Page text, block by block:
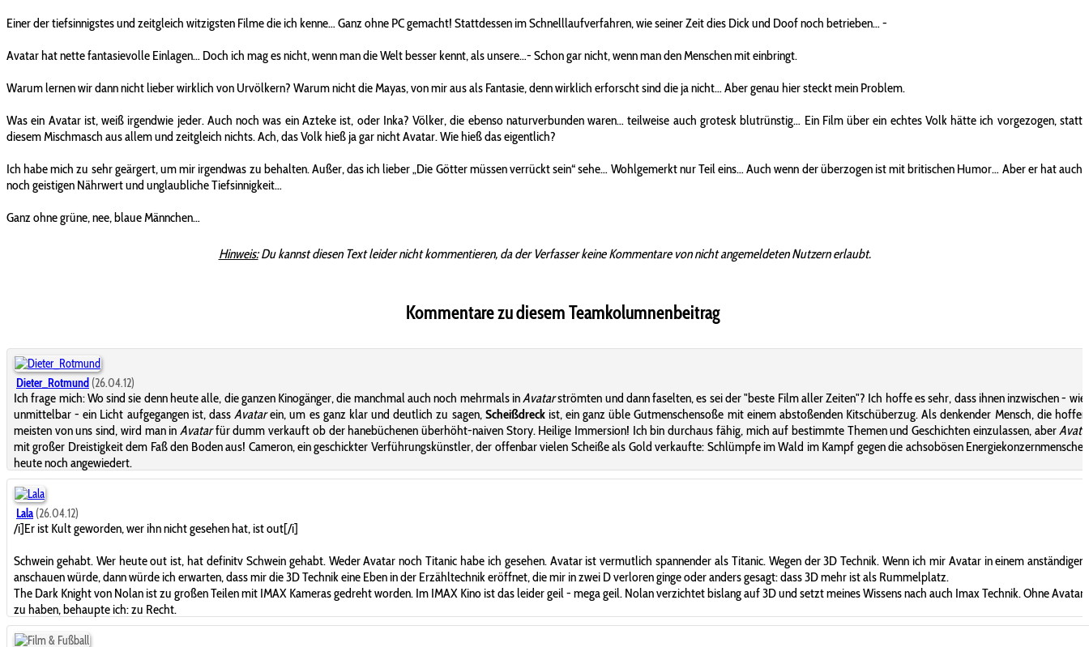
Einer der tiefsinnigstes und zeitgleich witzigsten Filme die ich kenne… Ganz ohne PC gemacht! Stattdessen im Schnelllaufverfahren, wie seiner Zeit dies Dick und Doof noch betrieben… -
Avatar hat nette fantasievolle Einlagen… Doch ich mag es nicht, wenn man die Welt besser kennt, als unsere…- Schon gar nicht, wenn man den Menschen mit einbringt.
Warum lernen wir dann nicht lieber wirklich von Urvölkern? Warum nicht die Mayas, von mir aus als Fantasie, denn wirklich erforscht sind die ja nicht… Aber genau hier steckt mein Problem.
Was ein Avatar ist, weiß irgendwie jeder. Auch noch was ein Azteke ist, oder Inka? Völker, die ebenso naturverbunden waren… teilweise auch grotesk blutrünstig… Ein Film über ein echtes Volk hätte ich vorgezogen, statt
diesem Mischmasch aus allem und zeitgleich nichts. Ach, das Volk hieß ja gar nicht Avatar. Wie hieß das eigentlich?
Ich habe mich zu sehr geärgert, um mir irgendwas zu behalten. Außer, das ich lieber „Die Götter müssen verrückt sein“ sehe… Wohlgemerkt nur Teil eins… Auch wenn der überzogen ist mit britischen Humor… Aber er hat auch
noch geistigen Nährwert und unglaubliche Tiefsinnigkeit…
Ganz ohne grüne, nee, blaue Männchen…
Hinweis:Du kannst diesen Text leider nicht kommentieren, da der Verfasser keine Kommentare von nicht angemeldeten Nutzern erlaubt.
Kommentare zu diesem Teamkolumnenbeitrag
Dieter_Rotmund (26.04.12)
Ich frage mich: Wo sind sie denn heute alle, die ganzen Kinogänger, die manchmal auch noch mehrmals in Avatarströmten und dann faselten, es sei der "beste Film aller Zeiten"? Ich hoffe es sehr, dass ihnen inzwischen -
unmittelbar - ein Licht aufgegangen ist, dass Avatarein, um es ganz klar und deutlich zu sagen, Scheißdreckist, ein ganz üble Gutmenschensoße mit einem abstoßenden Kitschüberzug. Als denkender Mensch, die
meisten von uns sind, wird man in Avatarfür dumm verkauft ob der hanebüchenen überhöht-naiven Story. Heilige Immersion! Ich bin durchaus fähig, mich auf bestimmte Themen und Geschichten einzulassen, aber
mit großer Dreistigkeit dem Faß den Boden aus! Cameron, ein geschickter Verführungskünstler, der offenbar vielen Scheiße als Gold verkaufte: Schlümpfe im Wald im Kampf gegen die achsobösen
heute noch angewiedert.
Lala (26.04.12)
/i]Er ist Kult geworden, wer ihn nicht gesehen hat, ist out[/i]
Schwein gehabt. Wer heute out ist, hat definitv Schwein gehabt. Weder Avatar noch Titanic habe ich gesehen. Avatar ist vermutlich spannender als Titanic. Wegen der 3D Technik. Wenn ich mir Avatar in einem anständigen
anschauen würde, dann würde ich erwarten, dass mir die 3D Technik eine Eben in der Erzähltechnik eröffnet, die mir in zwei D verloren ginge oder anders gesagt: dass 3D mehr ist als Rummelplatz.
The Dark Knight von Nolan ist zu großen Teilen mit IMAX Kameras gedreht worden. Im IMAX Kino ist das leider geil - mega geil. Nolan verzichtet bislang auf 3D und setzt meines Wissens nach auch Imax Technik. Ohne Avatar
zu haben, behaupte ich: zu Recht.